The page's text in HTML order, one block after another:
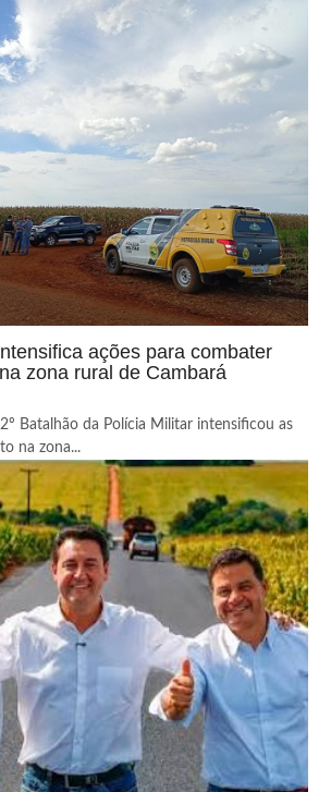
ações para combater
zona rural de Cambará
Batalhão da Polícia Militar intensificou as
na zona...